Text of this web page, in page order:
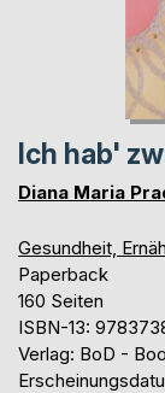
Ich hab'
Diana Maria
Gesundheit,
Paperback
160 Seiten
ISBN-13:
Verlag: BoD -